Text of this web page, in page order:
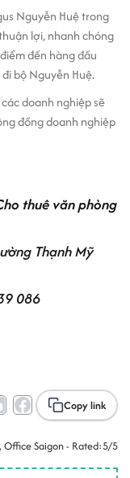
Nguyễn Huệ trong
lợi, nhanh chóng
đến hàng đầu
bộ Nguyễn Huệ.
doanh nghiệp sẽ
đồng doanh nghiệp
thuê văn phòng
Thạnh Mỹ
086
Copy link
, Office Saigon - Rated:5/5